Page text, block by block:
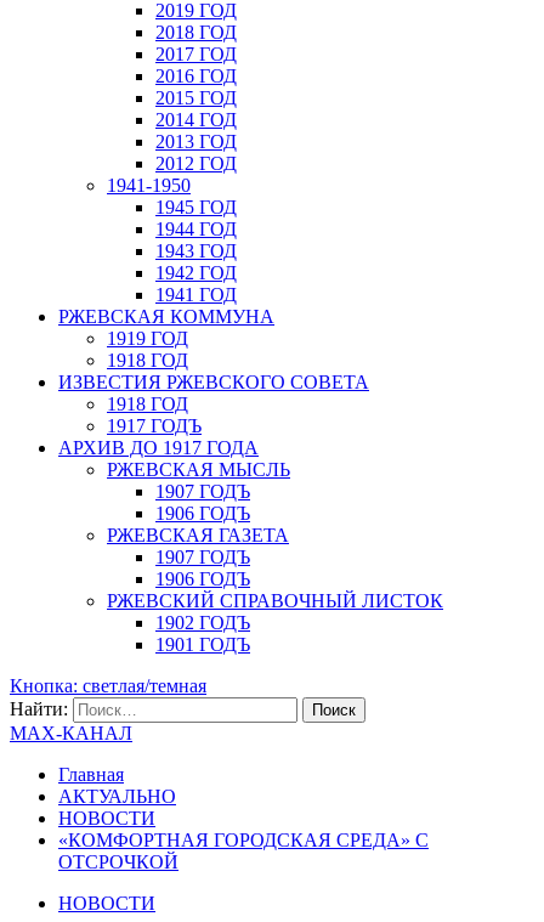
2019 ГОД
2018 ГОД
2017 ГОД
2016 ГОД
2015 ГОД
2014 ГОД
2013 ГОД
2012 ГОД
1941-1950
1945 ГОД
1944 ГОД
1943 ГОД
1942 ГОД
1941 ГОД
РЖЕВСКАЯ КОММУНА
1919 ГОД
1918 ГОД
ИЗВЕСТИЯ РЖЕВСКОГО СОВЕТА
1918 ГОД
1917 ГОДЪ
АРХИВ ДО 1917 ГОДА
РЖЕВСКАЯ МЫСЛЬ
1907 ГОДЪ
1906 ГОДЪ
РЖЕВСКАЯ ГАЗЕТА
1907 ГОДЪ
1906 ГОДЪ
РЖЕВСКИЙ СПРАВОЧНЫЙ ЛИСТОК
1902 ГОДЪ
1901 ГОДЪ
Кнопка: светлая/темная
Найти:
MAX-КАНАЛ
Главная
АКТУАЛЬНО
НОВОСТИ
«КОМФОРТНАЯ ГОРОДСКАЯ СРЕДА» С
ОТСРОЧКОЙ
НОВОСТИ